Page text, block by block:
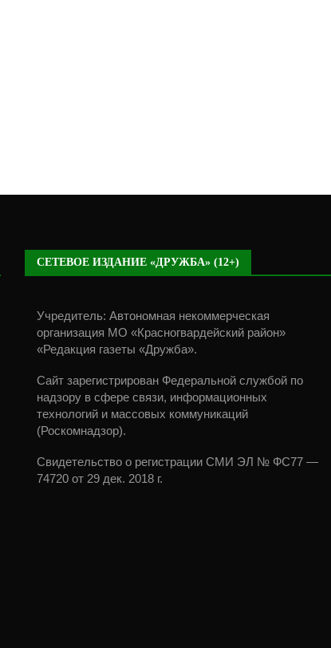
СЕТЕВОЕ ИЗДАНИЕ «ДРУЖБА» (12+)
Учредитель: Автономная некоммерческая
организация МО «Красногвардейский район»
«Редакция газеты «Дружба».
Сайт зарегистрирован Федеральной службой по
надзору в сфере связи, информационных
технологий и массовых коммуникаций
(Роскомнадзор).
Свидетельство о регистрации СМИ ЭЛ № ФС77 —
74720 от 29 дек. 2018 г.